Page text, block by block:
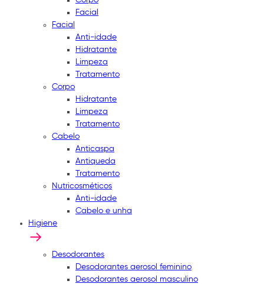
Facial
Facial
Anti-idade
Hidratante
Limpeza
Tratamento
Corpo
Hidratante
Limpeza
Tratamento
Cabelo
Anticaspa
Antiqueda
Tratamento
Nutricosméticos
Anti-idade
Cabelo e unha
Higiene
Desodorantes
Desodorantes aerosol feminino
Desodorantes aerosol masculino